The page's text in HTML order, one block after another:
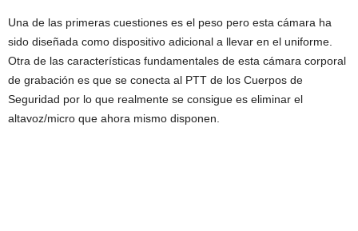
Una de las primeras cuestiones es el peso pero esta cámara ha
sido diseñada como dispositivo adicional a llevar en el uniforme.
Otra de las características fundamentales de esta cámara corporal
de grabación es que se conecta al PTT de los Cuerpos de
Seguridad por lo que realmente se consigue es eliminar el
altavoz/micro que ahora mismo disponen.